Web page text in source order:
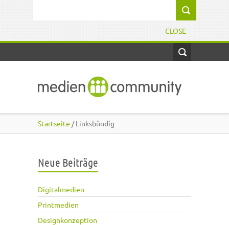
CLOSE
Startseite / Linksbündig
Neue Beiträge
Digitalmedien
Printmedien
Designkonzeption